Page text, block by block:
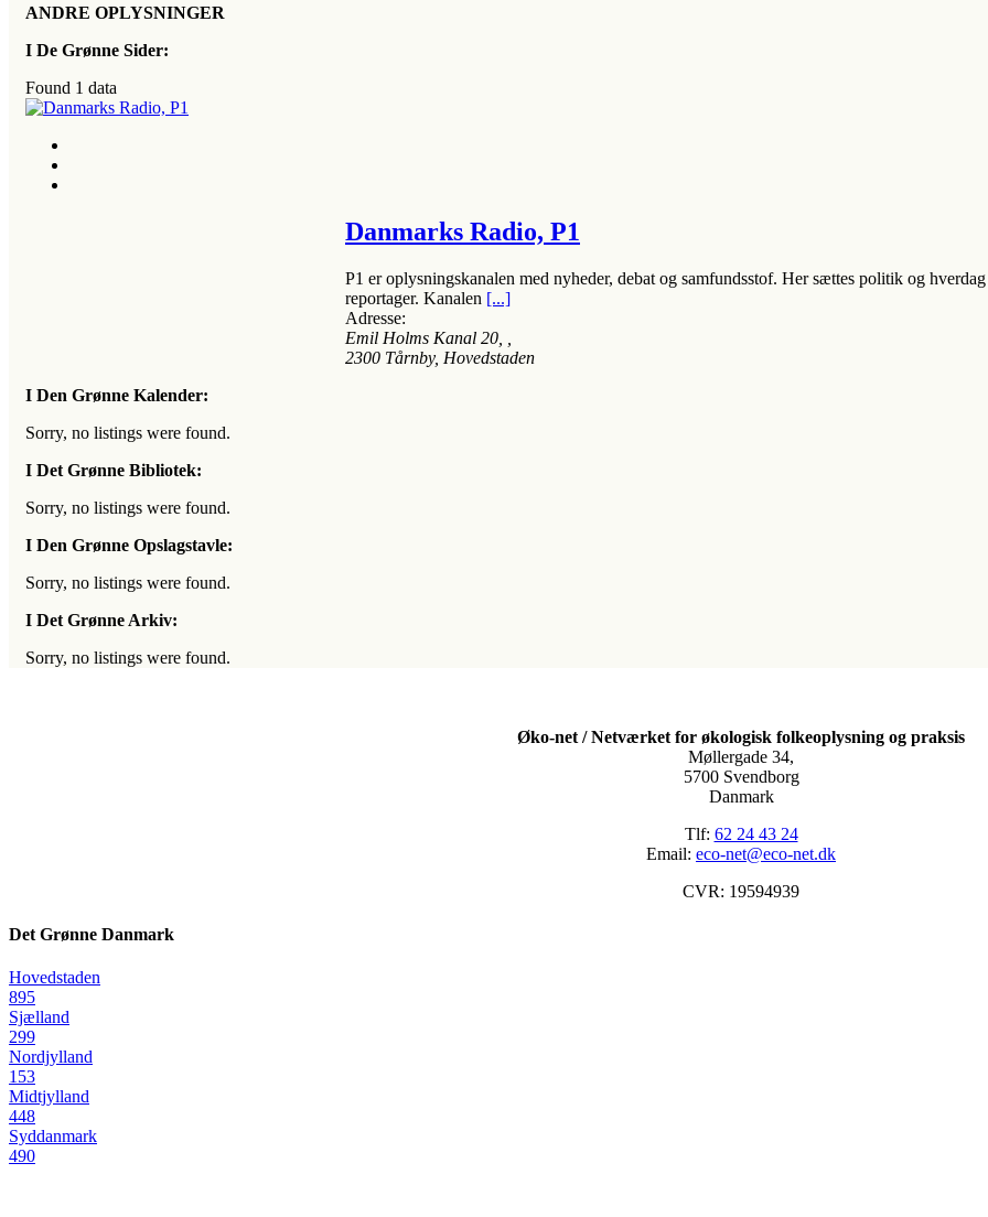
ANDRE OPLYSNINGER
I De Grønne Sider:
Found 1 data
Danmarks Radio, P1
P1 er oplysningskanalen med nyheder, debat og samfundsstof. Her sættes politik og
reportager. Kanalen [...]
Adresse:
Emil Holms Kanal 20
2300 Tårnby, Hovedstaden
I Den Grønne Kalender:
Sorry, no listings were found.
I Det Grønne Bibliotek:
Sorry, no listings were found.
I Den Grønne Opslagstavle:
Sorry, no listings were found.
I Det Grønne Arkiv:
Sorry, no listings were found.
Øko-net / Netværket for økologisk folkeoplysning og praksis
Møllergade 34,
5700 Svendborg
Danmark
Tlf: 62 24 43 24
Email: eco-net@eco-net.dk
CVR: 19594939
Det Grønne Danmark
Hovedstaden
895
Sjælland
299
Nordjylland
153
Midtjylland
448
Syddanmark
490